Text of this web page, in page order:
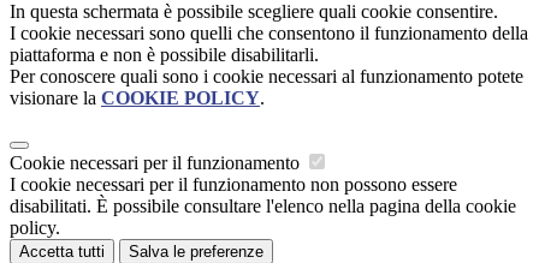
In questa schermata è possibile scegliere quali cookie consentire.
I cookie necessari sono quelli che consentono il funzionamento della
piattaforma e non è possibile disabilitarli.
Per conoscere quali sono i cookie necessari al funzionamento potete
visionare la COOKIE POLICY.
Cookie necessari per il funzionamento
I cookie necessari per il funzionamento non possono essere
disabilitati. È possibile consultare l'elenco nella pagina della cookie
policy.
Accetta tutti Salva le preferenze